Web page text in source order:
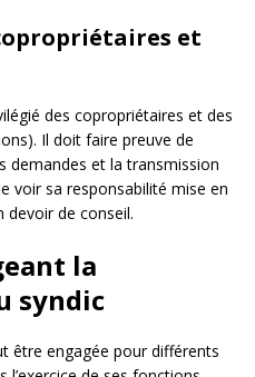
et
des copropriétaires et des
Il doit faire preuve de
demandes et la transmission
voir sa responsabilité mise en
devoir de conseil.
la
syndic
être engagée pour différents